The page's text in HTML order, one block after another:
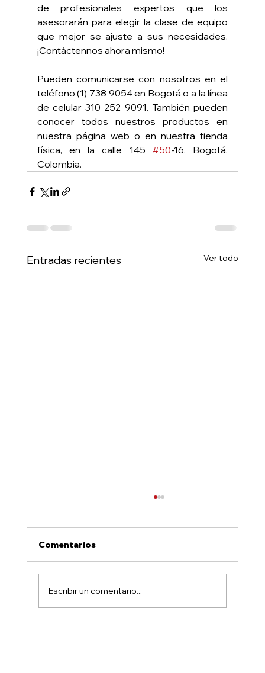
de profesionales expertos que los
asesorarán para elegir la clase de equipo
que mejor se ajuste a sus necesidades.
¡Contáctennos ahora mismo!
Pueden comunicarse con nosotros en el
teléfono (1) 738 9054 en Bogotá o a la línea
de celular 310 252 9091. También pueden
conocer todos nuestros productos en
nuestra página web o en nuestra tienda
física, en la calle 145 #50-16, Bogotá,
Colombia.
Entradas recientes Ver todo
Comentarios
Escribir un comentario...